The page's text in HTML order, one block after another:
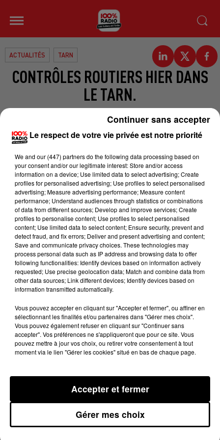
ACTUALITÉS TARN
CONTRÔLES ROUTIERS HIER DANS
LE TARN.
De nombreux contrôles routiers ont
été réalisés hier par les gendarmes
du département. Thierry
Gentilhomme,
le préfet du Tarn, était sur le terrain
à Marssac pour lancer un appel à
la prudence sur les routes. En effet
la mortalité dans
le département a fortement
L'occasion d'annoncer aussi les
"rencontres de la sécurité", qui vont
se dérouler du 8 au 12 octobre.
MENTIONS LÉGALES
CONDITIONS GÉNÉRALES D’UTILISATION
Le respect de votre vie privée est notre priorité
We and our (447) partnersdo the following data processing based on
your consent and/or our legitimate interest: Store and/or access
information on a device; Use limited data to select advertising; Create
profiles for personalised advertising; Use profiles to select personalised
advertising; Measure advertising performance; Measure content
performance; Understand audiences through statistics or combinations
of data from different sources; Develop and improve services; Create
profiles to personalise content; Use profiles to select personalised
content; Use limited data to select content; Ensure security, prevent and
detect fraud, and fix errors; Deliver and present advertising and content;
Save and communicate privacy choices. These technologies may
process personal data such as IP address and browsing data to offer
following functionalities: Identify devices based on information actively
requested; Use precise geolocation data; Match and combine data from
other data sources; Link different devices; Identify devices based on
information transmitted automatically.
Vous pouvez accepter en cliquant sur "Accepter et fermer", ou affiner en
sélectionnant les finalités et/ou partenaires dans "Gérer mes choix".
Vous pouvez également refuser en cliquant sur "Continuer sans
accepter". Vos préférences ne s'appliqueront que pour ce site. Vous
pouvez mettre à jour vos choix, ou retirer votre consentement à tout
moment via le lien "Gérer les cookies" situé en bas de chaque page.
Gérer mes choix
Accepter et fermer
Continuer sans accepter